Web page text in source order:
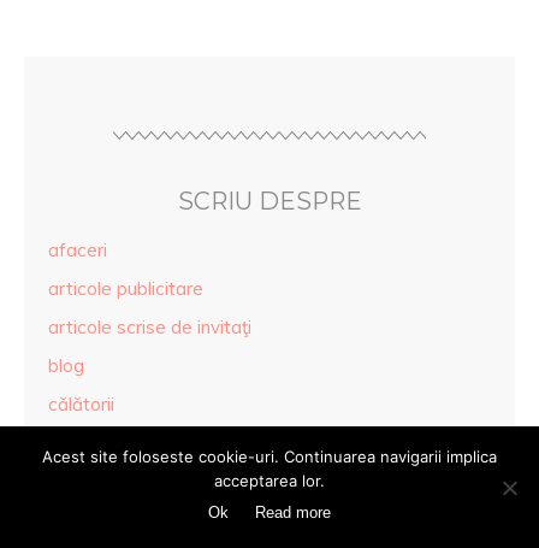
SCRIU DESPRE
afaceri
articole publicitare
articole scrise de invitaţi
blog
călătorii
Acest site foloseste cookie-uri. Continuarea navigarii implica
acceptarea lor.
Ok Read more